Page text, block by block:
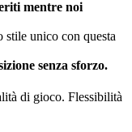
mentre noi
unico con questa
senza sforzo.
di gioco. Flessibilità